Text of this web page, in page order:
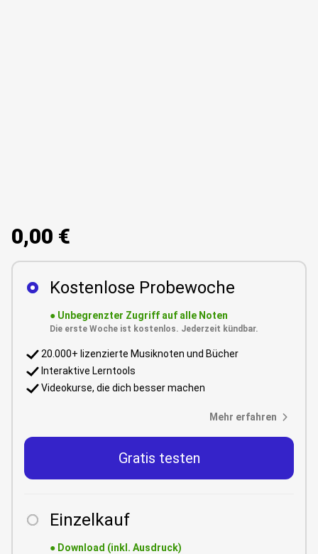
0,00 €
Kostenlose Probewoche
● Unbegrenzter Zugriff auf alle Noten
Die erste Woche ist kostenlos. Jederzeit kündbar.
20.000+ lizenzierte Musiknoten und Bücher
Interaktive Lerntools
Videokurse, die dich besser machen
Mehr erfahren
Gratis testen
Einzelkauf
● Download (inkl. Ausdruck)